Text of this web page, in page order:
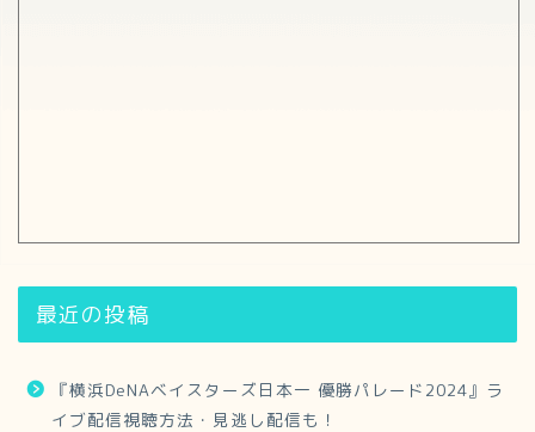
最近の投稿
『横浜DeNAベイスターズ日本一 優勝パレード2024』ラ
イブ配信視聴方法・見逃し配信も！